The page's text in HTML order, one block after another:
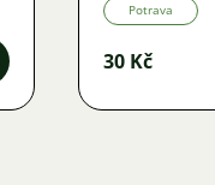
Potrava
30 Kč